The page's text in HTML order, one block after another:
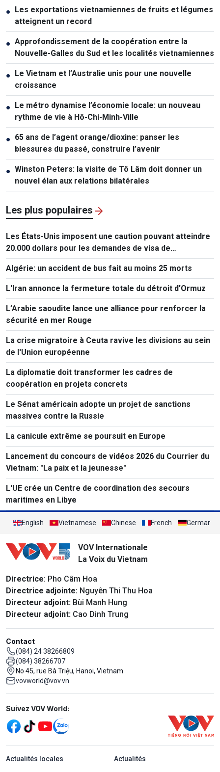
● Les exportations vietnamiennes de fruits et légumes
atteignent un record
● Approfondissement de la coopération entre la
Nouvelle-Galles du Sud et les localités vietnamiennes
● Le Vietnam et l’Australie unis pour une nouvelle
croissance
● Le métro dynamise l’économie locale: un nouveau
rythme de vie à Hô-Chi-Minh-Ville
● 65 ans de l’agent orange/dioxine: panser les
blessures du passé, construire l’avenir
● Winston Peters: la visite de Tô Lâm doit donner un
nouvel élan aux relations bilatérales
Les plus populaires
Les États-Unis imposent une caution pouvant atteindre
20.000 dollars pour les demandes de visa de
ressortissants de 50 pays
Algérie: un accident de bus fait au moins 25 morts
L'Iran annonce la fermeture totale du détroit d'Ormuz
L’Arabie saoudite lance une alliance pour renforcer la
sécurité en mer Rouge
La crise migratoire à Ceuta ravive les divisions au sein
de l'Union européenne
La diplomatie doit transformer les cadres de
coopération en projets concrets
Le Sénat américain adopte un projet de sanctions
massives contre la Russie
La canicule extrême se poursuit en Europe
Lancement du concours de vidéos 2026 du Courrier du
Vietnam: "La paix et la jeunesse"
L'UE crée un Centre de coordination des secours
maritimes en Libye
English Vietnamese Chinese French German
VOV Internationale
La Voix du Vietnam
Directrice: Pho Câm Hoa
Directrice adjointe: Nguyên Thi Thu Hoa
Directeur adjoint: Bùi Manh Hung
Directeur adjoint: Cao Dinh Trung
Contact
(084) 24 38266809
(084) 38266707
No 45, rue Bà Triệu, Hanoi, Vietnam
vovworld@vov.vn
Mạng xã hội
Suivez VOV World:
menu footer tiếng Pháp
Actualités locales Actualités